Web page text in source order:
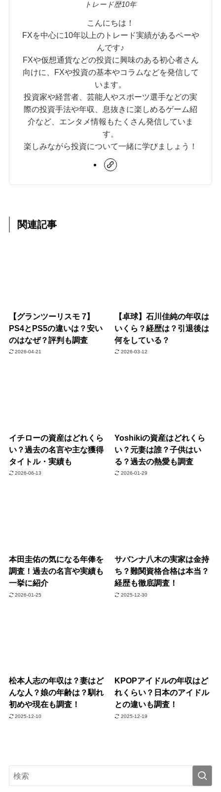
トレード歴10年
こんにちは！
FXを中心に10年以上のトレード実績があるペーや
んです♪
FXや仮想通貨などの投資に興味のある初心者さん
向けに、FXや投資の基本やコラムなどを発信して
います。
投資家や経営者、芸能人やスポーツ選手などの実
際の投資手法や年収、息抜きに楽しめるゲーム紹
介など、エンタメ情報もたくさん発信していま
す。
楽しみながら投資について一緒に学びましょう！
関連記事
【グランツーリスモ 7】
PS4とPS5の違いは？安い
のはなぜ？評判も調査
2026-04-21
【卓球】石川佳純の年収は
いくら？経歴は？引退後は
何をしている？
2026-03-12
イチローの資産はどれくら
い？過去の名言や主な獲得
タイトル・実績も
2026-06-13
Yoshikiの資産はどれくら
い？元妻は誰？子供はい
る？過去の熱愛も調査
2026-01-29
本田圭佑の気になる年俸を
調査！過去の名言や実績も
一挙に紹介
2026-01-25
サバンナ八木の実家は金持
ち？難関資格合格は本当？
経歴も徹底調査！
2025-12-30
松本人志の年収は？妻はど
んな人？娘の年齢は？馴れ
初めや現在も調査！
2025-12-10
KPOPアイドルの年収はど
れくらい？日本のアイドル
との違いも調査！
2025-12-19